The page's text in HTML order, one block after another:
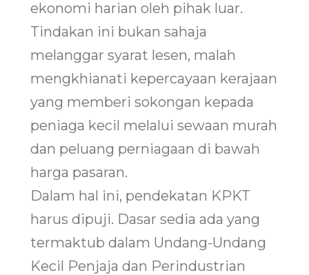
ekonomi harian oleh pihak luar.
Tindakan ini bukan sahaja
melanggar syarat lesen, malah
mengkhianati kepercayaan kerajaan
yang memberi sokongan kepada
peniaga kecil melalui sewaan murah
dan peluang perniagaan di bawah
harga pasaran.
Dalam hal ini, pendekatan KPKT
harus dipuji. Dasar sedia ada yang
termaktub dalam Undang-Undang
Kecil Penjaja dan Perindustrian